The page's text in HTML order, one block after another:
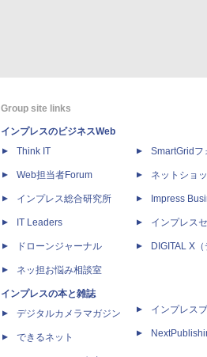
Group site links
インプレスのビジネスWeb
Think IT
Web担当者Forum
インプレス総合研究所
IT Leaders
ドローンジャーナル
ネッ担お悩み相談室
インプレスの本と雑誌
デジタルカメラマガジン
できるネット
SmartGridフ
ネットショ
Impress
インプレス
DIGITAL X
インプレス